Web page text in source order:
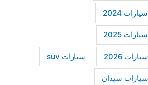
سيارات 2024
سيارات 2025
سيارات 2026 سيارات suv
سيارات سيدان